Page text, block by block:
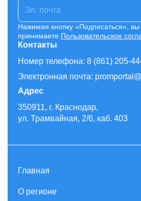
Контакты
Номер телефона: 8 (861) 205-
Электронная почта:
Адрес
350911, г. Краснодар,
ул. Трамвайная, 2/6, каб. 403
Нажимая кнопку «Подписаться», вы
принимаете Пользовательское
Главная
О регионе